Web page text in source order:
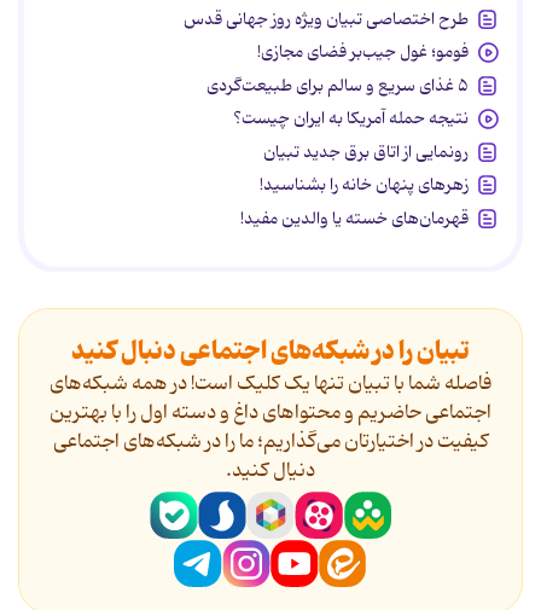
طرح اختصاصی تبیان ویژه روز جهانی قدس
فومو؛ غول جیب‌بر فضای مجازی!
۵ غذای سریع و سالم برای طبیعت‌گردی
نتیجه حمله آمریکا به ایران چیست؟
رونمایی از اتاق برق جدید تبیان
زهرهای پنهان خانه را بشناسید!
قهرمان‌های خسته یا والدین مفید!
تبیان را در شبکه‌های اجتماعی دنبال کنید
فاصله شما با تبیان تنها یک کلیک است! در همه شبکه‌های
اجتماعی حاضریم و محتواهای داغ و دسته اول را با بهترین
کیفیت در اختیارتان می‌گذاریم؛ ما را در شبکه‌های اجتماعی
دنیال کنید.